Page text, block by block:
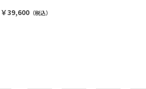
￥39,600（税込）